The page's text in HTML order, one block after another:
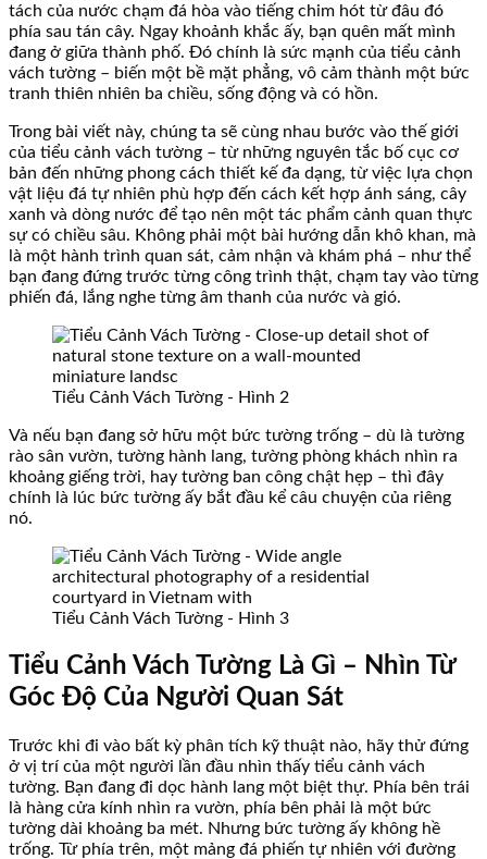
tách của nước chạm đá hòa vào tiếng chim hót từ đâu đó
phía sau tán cây. Ngay khoảnh khắc ấy, bạn quên mất mình
đang ở giữa thành phố. Đó chính là sức mạnh của tiểu cảnh
vách tường – biến một bề mặt phẳng, vô cảm thành một bức
tranh thiên nhiên ba chiều, sống động và có hồn.
Trong bài viết này, chúng ta sẽ cùng nhau bước vào thế giới
của tiểu cảnh vách tường – từ những nguyên tắc bố cục cơ
bản đến những phong cách thiết kế đa dạng, từ việc lựa chọn
vật liệu đá tự nhiên phù hợp đến cách kết hợp ánh sáng, cây
xanh và dòng nước để tạo nên một tác phẩm cảnh quan thực
sự có chiều sâu. Không phải một bài hướng dẫn khô khan, mà
là một hành trình quan sát, cảm nhận và khám phá – như thể
bạn đang đứng trước từng công trình thật, chạm tay vào từng
phiến đá, lắng nghe từng âm thanh của nước và gió.
Tiểu Cảnh Vách Tường - Hình 2
Và nếu bạn đang sở hữu một bức tường trống – dù là tường
rào sân vườn, tường hành lang, tường phòng khách nhìn ra
khoảng giếng trời, hay tường ban công chật hẹp – thì đây
chính là lúc bức tường ấy bắt đầu kể câu chuyện của riêng
nó.
Tiểu Cảnh Vách Tường - Hình 3
Tiểu Cảnh Vách Tường Là Gì – Nhìn Từ
Góc Độ Của Người Quan Sát
Trước khi đi vào bất kỳ phân tích kỹ thuật nào, hãy thử đứng
ở vị trí của một người lần đầu nhìn thấy tiểu cảnh vách
tường. Bạn đang đi dọc hành lang một biệt thự. Phía bên trái
là hàng cửa kính nhìn ra vườn, phía bên phải là một bức
tường dài khoảng ba mét. Nhưng bức tường ấy không hề
trống. Từ phía trên, một mảng đá phiến tự nhiên với đường